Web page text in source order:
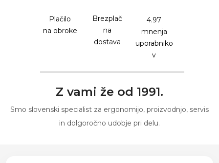
Plačilo
na obroke
Brezplač
na
dostava
4.97
mnenja
uporabniko
v
Z vami že od 1991.
Smo slovenski specialist za ergonomijo, proizvodnjo, servis
in dolgoročno udobje pri delu.